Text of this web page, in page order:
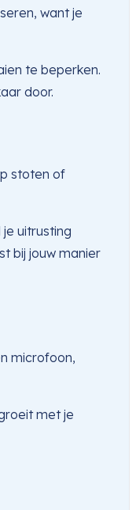
want je
te beperken.
door.
stoten of
uitrusting
bij jouw manier
microfoon,
met je